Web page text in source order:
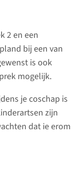
2 en een
bij een van
is ook
mogelijk.
je coschap is
zijn
dat je erom
Menu